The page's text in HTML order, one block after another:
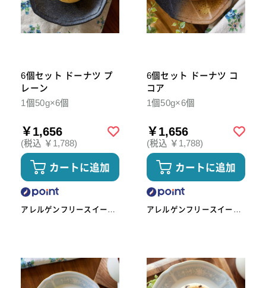
6個セット ドーナツ プ
レーン
1個50g×6個
￥1,656
(税込 ￥1,788)
カートに追加
アレルゲンフリースイーツ
6個セット ドーナツ コ
コア
1個50g×6個
￥1,656
(税込 ￥1,788)
カートに追加
アレルゲンフリースイーツ